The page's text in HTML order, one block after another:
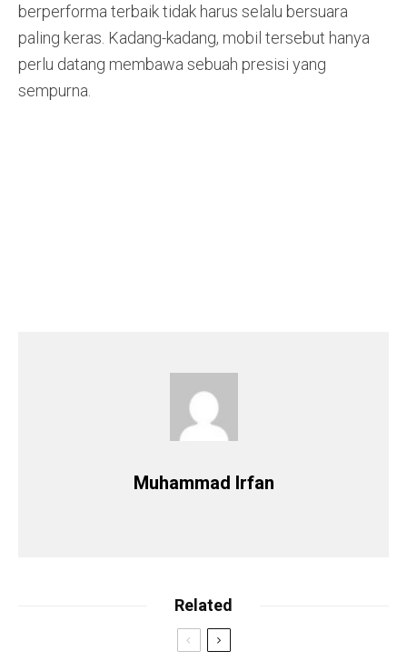
berperforma terbaik tidak harus selalu bersuara
paling keras. Kadang-kadang, mobil tersebut hanya
perlu datang membawa sebuah presisi yang
sempurna.
Muhammad Irfan
Related